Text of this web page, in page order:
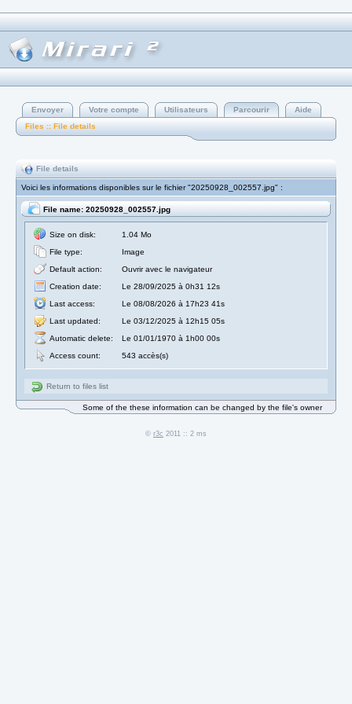
Envoyer Votre compte Utilisateurs Parcourir
Aide
Files :: File details
File details
Voici les informations disponibles sur le fichier "20250928_002557.jpg" :
File name: 20250928_002557.jpg
Size on disk:
1.04 Mo
File type:
Image
Default action:
Ouvrir avec le navigateur
Creation date:
Le 28/09/2025 à 0h31 12s
Last access:
Le 08/08/2026 à 17h23 41s
Last updated:
Le 03/12/2025 à 12h15 05s
Automatic delete:
Le 01/01/1970 à 1h00 00s
Access count:
543 accès(s)
Return to files list
Some of the these information can be changed by the file's owner
© r3c 2011 :: 2 ms